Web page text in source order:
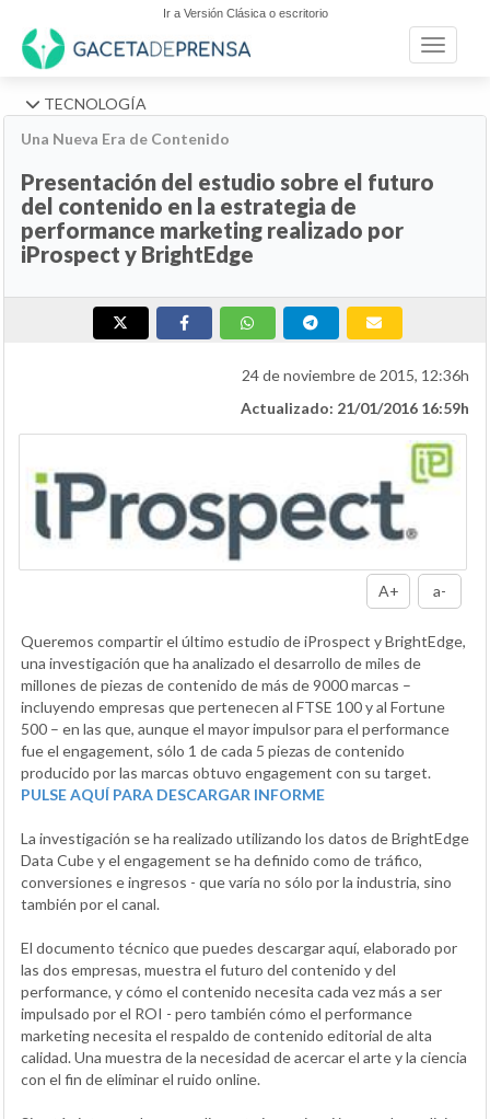
Ir a Versión Clásica o escritorio
Toggle
TECNOLOGÍA
Una Nueva Era de Contenido
Presentación del estudio sobre el futuro
del contenido en la estrategia de
performance marketing realizado por
iProspect y BrightEdge
24 de noviembre de 2015, 12:36h
Actualizado: 21/01/2016 16:59h
A+ a-
Queremos compartir el último estudio de iProspect y BrightEdge,
una investigación que ha analizado el desarrollo de miles de
millones de piezas de contenido de más de 9000 marcas –
incluyendo empresas que pertenecen al FTSE 100 y al Fortune
500 – en las que, aunque el mayor impulsor para el performance
fue el engagement, sólo 1 de cada 5 piezas de contenido
producido por las marcas obtuvo engagement con su target.
PULSE AQUÍ PARA DESCARGAR INFORME
La investigación se ha realizado utilizando los datos de BrightEdge
Data Cube y el engagement se ha definido como de tráfico,
conversiones e ingresos - que varía no sólo por la industria, sino
también por el canal.
El documento técnico que puedes descargar aquí, elaborado por
las dos empresas, muestra el futuro del contenido y del
performance, y cómo el contenido necesita cada vez más a ser
impulsado por el ROI - pero también cómo el performance
marketing necesita el respaldo de contenido editorial de alta
calidad. Una muestra de la necesidad de acercar el arte y la ciencia
con el fin de eliminar el ruido online.